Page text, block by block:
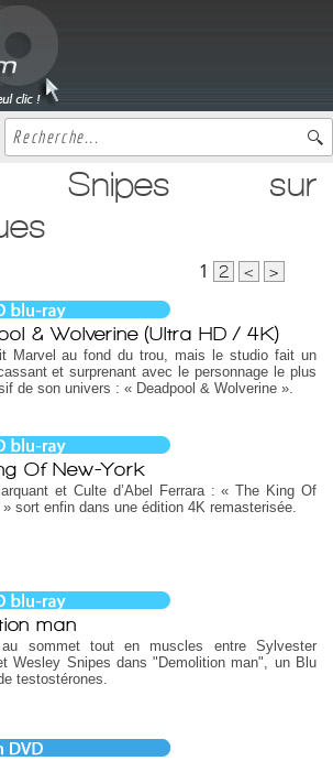
Snipes sur
1 2 < >
& Wolverine (Ultra HD / 4K)
Marvel au fond du trou, mais le studio fait un
et surprenant avec le personnage le plus
de son univers : « Deadpool & Wolverine ».
Of New-York
et Culte d’Abel Ferrara : « The King Of
» sort enfin dans une édition 4K remasterisée.
man
sommet tout en muscles entre Sylvester
Wesley Snipes dans "Demolition man", un Blu
testostérones.